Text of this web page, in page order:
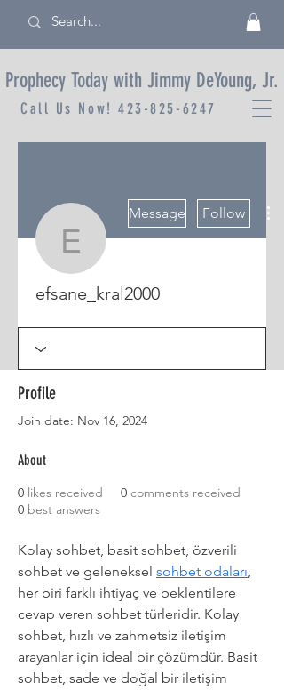
Prophecy Today with Jimmy DeYoung, Jr.
Call Us Now!423-825-6247
Message Follow
efsane_kral2000
Profile
Join date: Nov 16, 2024
About
0 likes received 0 comments received
0 best answers
Kolay sohbet, basit sohbet, özverili
sohbet ve geleneksel sohbet odaları,
her biri farklı ihtiyaç ve beklentilere
cevap veren sohbet türleridir. Kolay
sohbet, hızlı ve zahmetsiz iletişim
arayanlar için ideal bir çözümdür. Basit
sohbet, sade ve doğal bir iletişim